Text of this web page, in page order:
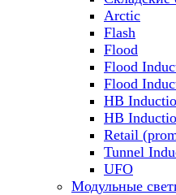
Arctic
Flash
Flood
Flood
Flood
HB
HB
Retail
Tunnel
UFO
Модульные